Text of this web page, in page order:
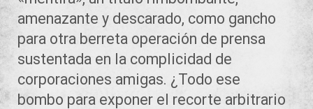
amenazante y descarado, como gancho
para otra berreta operación de prensa
sustentada en la complicidad de
corporaciones amigas. ¿Todo ese
bombo para exponer el recorte arbitrario